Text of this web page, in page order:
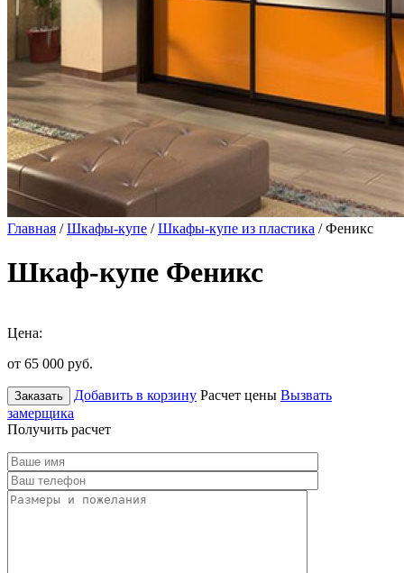
Главная /Шкафы-купе /Шкафы-купе из пластика / Феникс
Шкаф-купе Феникс
Цена:
от 65 000 руб.
Заказать Добавить в корзину Расчет цены Вызвать
замерщика
Получить расчет